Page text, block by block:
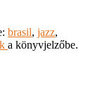
brasil, jazz,
a könyvjelzőbe.